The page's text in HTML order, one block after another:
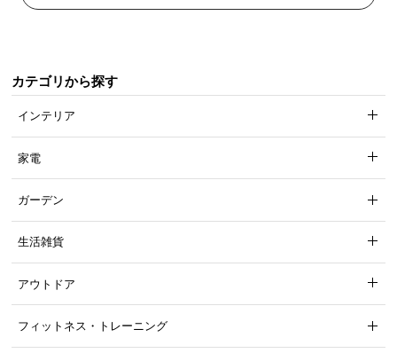
カテゴリから探す
インテリア
家電
ガーデン
生活雑貨
アウトドア
フィットネス・トレーニング